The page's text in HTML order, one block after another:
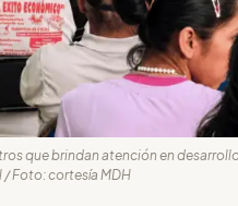
que brindan atención en
Foto: cortesía MDH